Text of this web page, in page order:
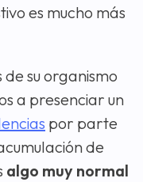
es mucho más
su organismo
a presenciar un
por parte
de
algo muy normal